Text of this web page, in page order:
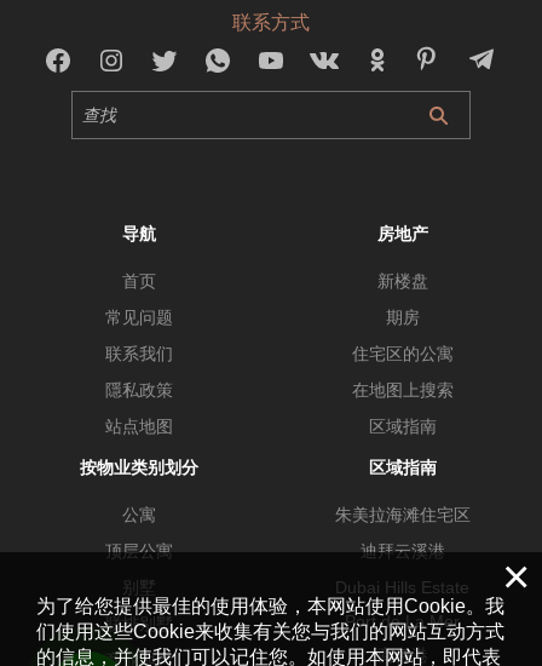
联系方式
导航
首页
常见问题
联系我们
隱私政策
站点地图
房地产
新楼盘
期房
住宅区的公寓
在地图上搜索
区域指南
按物业类别划分
公寓
顶层公寓
别墅
联排别墅
商业地产
区域指南
朱美拉海滩住宅区
迪拜云溪港
Dubai Hills Estate
Port de La Mer
商务港
×
为了给您提供最佳的使用体验，本网站使用Cookie。我
们使用这些Cookie来收集有关您与我们的网站互动方式
的信息，并使我们可以记住您。如使用本网站，即代表